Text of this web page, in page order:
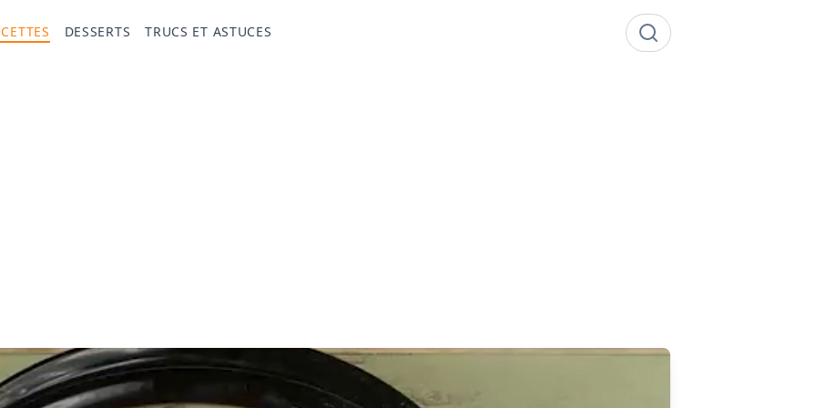
DESSERTS TRUCS ET ASTUCES